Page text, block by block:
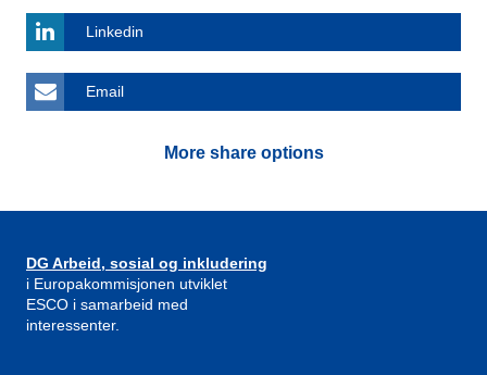
Linkedin
Email
More share options
DG Arbeid, sosial og inkludering
i Europakommisjonen utviklet
ESCO i samarbeid med
interessenter.